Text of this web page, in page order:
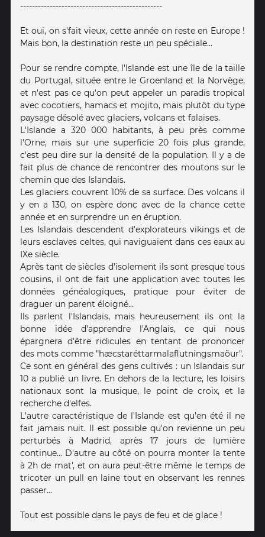
------------------------------------------------
Et oui, on s'fait vieux, cette année on reste en Europe !
Mais bon, la destination reste un peu spéciale...
Pour se rendre compte, l'Islande est une île de la taille
du Portugal, située entre le Groenland et la Norvège,
et n'est pas ce qu'on peut appeler un paradis tropical
avec cocotiers, hamacs et mojito, mais plutôt du type
paysage désolé avec glaciers, volcans et falaises.
L'Islande a 320 000 habitants, à peu près comme
l'Orne, mais sur une superficie 20 fois plus grande,
c'est peu dire sur la densité de la population. Il y a de
fait plus de chance de rencontrer des moutons sur le
chemin que des Islandais.
Les glaciers couvrent 10% de sa surface. Des volcans il
y en a 130, on espère donc avec de la chance cette
année et en surprendre un en éruption.
Les Islandais descendent d'explorateurs vikings et de
leurs esclaves celtes, qui naviguaient dans ces eaux au
IXe siècle.
Après tant de siècles d'isolement ils sont presque tous
cousins, il ont de fait une application avec toutes les
données généalogiques, pratique pour éviter de
draguer un parent éloigné...
Ils parlent l'Islandais, mais heureusement ils ont la
bonne idée d'apprendre l'Anglais, ce qui nous
épargnera d'être ridicules en tentant de prononcer
des mots comme "hæcstaréttarmalaflutningsmaõur".
Ce sont en général des gens cultivés : un Islandais sur
10 a publié un livre. En dehors de la lecture, les loisirs
nationaux sont la musique, le point de croix, et la
recherche d'elfes.
L'autre caractéristique de l'Islande est qu'en été il ne
fait jamais nuit. Il est possible qu'on revienne un peu
perturbés à Madrid, après 17 jours de lumière
continue... D'autre au côté on pourra monter la tente
à 2h de mat', et on aura peut-être même le temps de
tricoter un pull en laine tout en observant les rennes
passer...
Tout est possible dans le pays de feu et de glace !